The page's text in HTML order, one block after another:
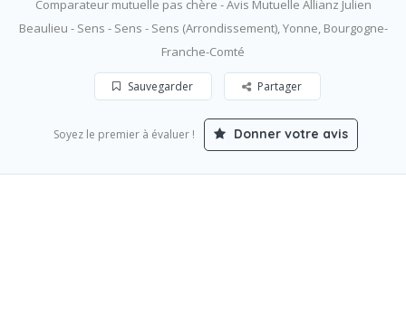
Comparateur mutuelle pas chère - Avis Mutuelle Allianz Julien
Beaulieu - Sens - Sens - Sens (Arrondissement), Yonne, Bourgogne-
Franche-Comté
Sauvegarder Partager
Soyez le premier à évaluer ! Donner votre avis